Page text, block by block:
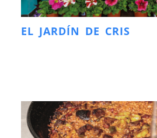
EL JARDÍN DE CRIS